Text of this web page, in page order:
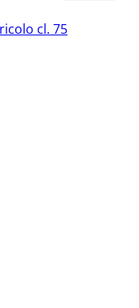
cl. 75